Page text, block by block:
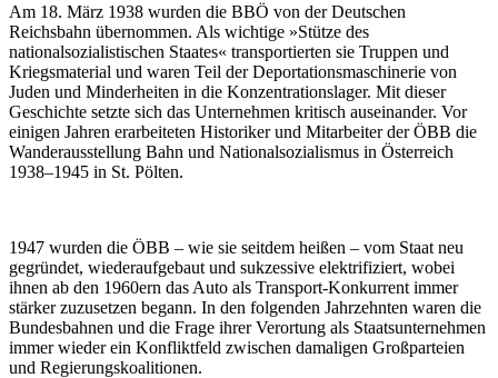
Am 18. März 1938 wurden die BBÖ von der Deutschen
Reichsbahn übernommen. Als wichtige »Stütze des
nationalsozialistischen Staates« transportierten sie Truppen und
Kriegsmaterial und waren Teil der Deportationsmaschinerie von
Juden und Minderheiten in die Konzentrationslager. Mit dieser
Geschichte setzte sich das Unternehmen kritisch auseinander. Vor
einigen Jahren erarbeiteten Historiker und Mitarbeiter der ÖBB die
Wanderausstellung Bahn und Nationalsozialismus in Österreich
1938–1945 in St. Pölten.
1947 wurden die ÖBB – wie sie seitdem heißen – vom Staat neu
gegründet, wiederaufgebaut und sukzessive elektrifiziert, wobei
ihnen ab den 1960ern das Auto als Transport-Konkurrent immer
stärker zuzusetzen begann. In den folgenden Jahrzehnten waren die
Bundesbahnen und die Frage ihrer Verortung als Staatsunternehmen
immer wieder ein Konfliktfeld zwischen damaligen Großparteien
und Regierungskoalitionen.